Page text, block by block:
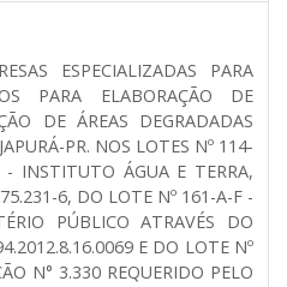
ESPECIALIZADAS PARA
PARA ELABORAÇÃO DE
DE ÁREAS DEGRADADAS
PR. NOS LOTES Nº 114-
INSTITUTO ÁGUA E TERRA,
6, DO LOTE Nº 161-A-F -
PÚBLICO ATRAVÉS DO
E DO LOTE Nº
N° 3.330 REQUERIDO PELO